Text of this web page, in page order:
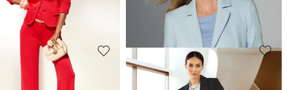
sous 30 jours**: 239,95 € Meilleur prix sous 30 jours**: 189,95 € (-26%)
MADELEINE